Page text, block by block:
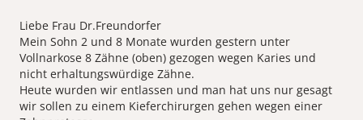
Liebe Frau Dr.Freundorfer
Mein Sohn 2 und 8 Monate wurden gestern unter
Vollnarkose 8 Zähne (oben) gezogen wegen Karies und
nicht erhaltungswürdige Zähne.
Heute wurden wir entlassen und man hat uns nur gesagt
wir sollen zu einem Kieferchirurgen gehen wegen einer